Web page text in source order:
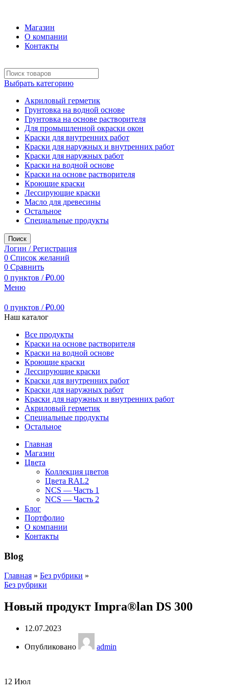
Магазин
О компании
Контакты
Выбрать категорию
Акриловый герметик
Грунтовка на водной основе
Грунтовка на основе растворителя
Для промышленной окраски окон
Краски для внутренних работ
Краски для наружных и внутренних работ
Краски для наружных работ
Краски на водной основе
Краски на основе растворителя
Кроющие краски
Лессирующие краски
Масло для древесины
Остальное
Специальные продукты
Поиск
Логин / Регистрация
0 Список желаний
0 Сравнить
0 пунктов / ₽0.00
Меню
0 пунктов / ₽0.00
Наш каталог
Все продукты
Краски на основе растворителя
Краски на водной основе
Кроющие краски
Лессирующие краски
Краски для внутренних работ
Краски для наружных работ
Краски для наружных и внутренних работ
Акриловый герметик
Специальные продукты
Остальное
Главная
Магазин
Цвета
Коллекция цветов
Цвета RAL2
NCS — Часть 1
NCS — Часть 2
Блог
Портфолио
О компании
Контакты
Blog
Главная » Без рубрики »
Без рубрики
Новый продукт Impra®lan DS 300
12.07.2023
Опубликовано admin
12 Июл